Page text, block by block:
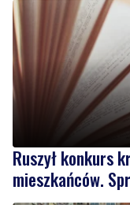
Ruszył konkurs
mieszkańców.